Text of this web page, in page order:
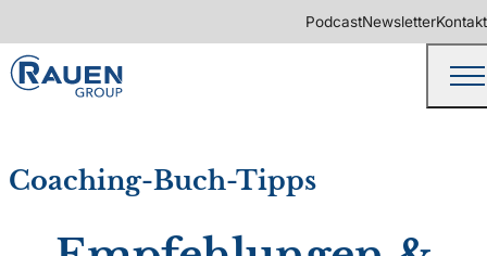
PodcastNewsletterKontakt
Coaching-Buch-Tipps